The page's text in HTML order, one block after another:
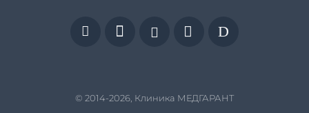
    D
© 2014-2026, Клиника МЕДГАРАНТ